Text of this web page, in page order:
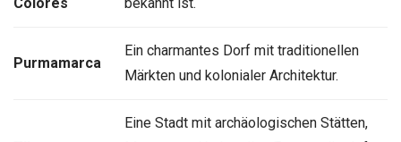
Colores
bekannt ist.
Purmamarca
Ein charmantes Dorf mit traditionellen
Märkten und kolonialer Architektur.
Eine Stadt mit archäologischen Stätten,